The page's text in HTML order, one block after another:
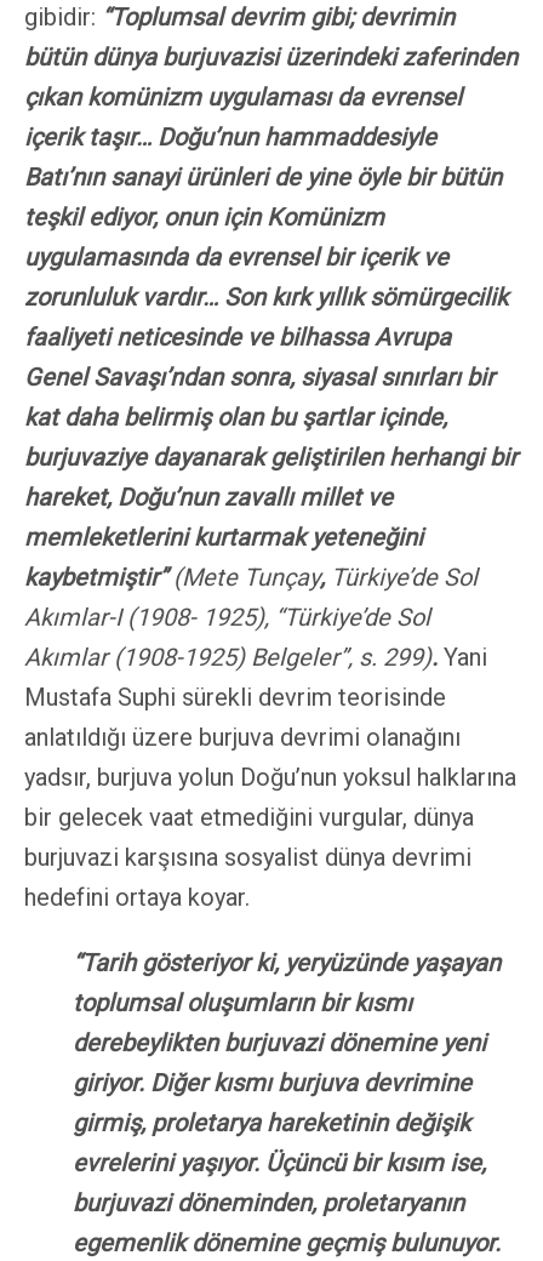
gibidir: “Toplumsal devrim gibi; devrimin
bütün dünya burjuvazisi üzerindeki zaferinden
çıkan komünizm uygulaması da evrensel
içerik taşır… Doğu’nun hammaddesiyle
Batı’nın sanayi ürünleri de yine öyle bir bütün
teşkil ediyor, onun için Komünizm
uygulamasında da evrensel bir içerik ve
zorunluluk vardır… Son kırk yıllık sömürgecilik
faaliyeti neticesinde ve bilhassa Avrupa
Genel Savaşı’ndan sonra, siyasal sınırları bir
kat daha belirmiş olan bu şartlar içinde,
burjuvaziye dayanarak geliştirilen herhangi bir
hareket, Doğu’nun zavallı millet ve
memleketlerini kurtarmak yeteneğini
kaybetmiştir”(Mete Tunçay, Türkiye’de Sol
Akımlar-I (1908- 1925), “Türkiye’de Sol
Akımlar (1908-1925)Belgeler”, s. 299). Yani
Mustafa Suphi sürekli devrim teorisinde
anlatıldığı üzere burjuva devrimi olanağını
yadsır, burjuva yolun Doğu’nun yoksul halklarına
bir gelecek vaat etmediğini vurgular, dünya
burjuvazi karşısına sosyalist dünya devrimi
hedefini ortaya koyar.
“Tarih gösteriyor ki, yeryüzünde yaşayan
toplumsal oluşumların bir kısmı
derebeylikten burjuvazi dönemine yeni
giriyor. Diğer kısmı burjuva devrimine
girmiş, proletarya hareketinin değişik
evrelerini yaşıyor. Üçüncü bir kısım ise,
burjuvazi döneminden, proletaryanın
egemenlik dönemine geçmiş bulunuyor.